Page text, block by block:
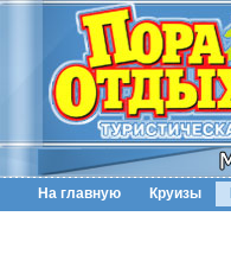
На главную Круизы